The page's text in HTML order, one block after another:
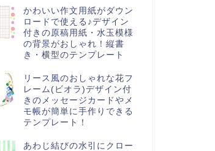
かわいい作文用紙がダウン
ロードで使える♪デザイン
付きの原稿用紙・水玉模様
の背景がおしゃれ！縦書
き・横型のテンプレート
リース風のおしゃれな花フ
レーム(ビオラ)デザイン付
きのメッセージカードやメ
モ帳が簡単に手作りできる
テンプレート！
あわじ結びの水引にクロー